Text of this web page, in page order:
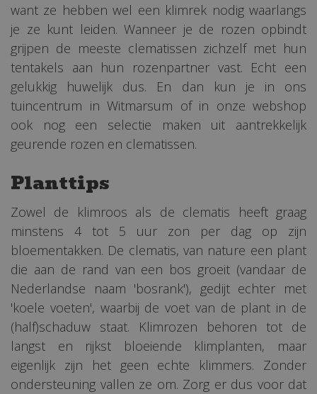
want ze hebben wel een klimrek nodig waarlangs
je ze kunt leiden. Wanneer je de rozen opbindt
grijpen de meeste clematissen zichzelf met hun
tentakels aan hun rozenpartner vast. Echt een
gelukkig huwelijk dus. En dan kun je in ons
tuincentrum in Witmarsum of in onze webshop
ook nog een selectie maken uit aantrekkelijk
geurende rozen en clematissen.
Planttips
Zowel de klimroos als de clematis heeft graag
minstens 4 tot 5 uur zon per dag op zijn
bloementakken. De clematis, van nature een plant
die aan de rand van een bos groeit (vandaar de
Nederlandse naam 'bosrank'), gedijt echter met
'koele voeten', waarbij de voet van de plant in de
(half)schaduw staat. Klimrozen behoren tot de
langst en rijkst bloeiende klimplanten, maar
eigenlijk zijn het geen echte klimmers. Zonder
ondersteuning vallen ze om. Zorg er dus voor dat